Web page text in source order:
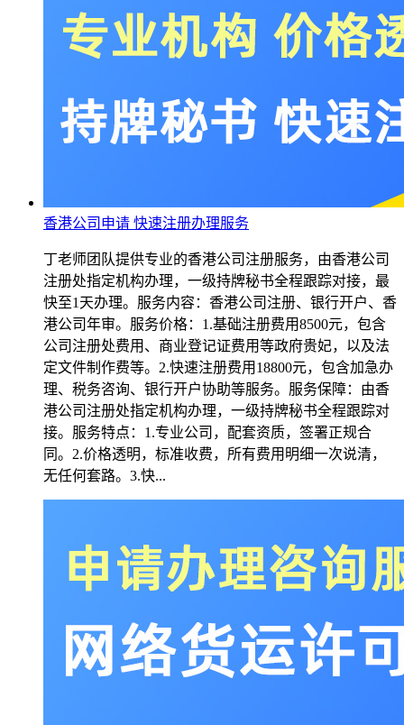
香港公司申请 快速注册办理服务
丁老师团队提供专业的香港公司注册服务，由香港公司
注册处指定机构办理，一级持牌秘书全程跟踪对接，最
快至1天办理。服务内容：香港公司注册、银行开户、香
港公司年审。服务价格：1.基础注册费用8500元，包含
公司注册处费用、商业登记证费用等政府贵妃，以及法
定文件制作费等。2.快速注册费用18800元，包含加急办
理、税务咨询、银行开户协助等服务。服务保障：由香
港公司注册处指定机构办理，一级持牌秘书全程跟踪对
接。服务特点：1.专业公司，配套资质，签署正规合
同。2.价格透明，标准收费，所有费用明细一次说清，
无任何套路。3.快...